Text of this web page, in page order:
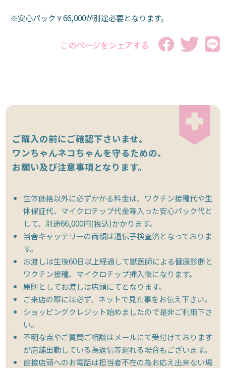
※安心パック￥66,000が別途必要となります。
このページをシェアする
ご購入の前にご確認下さいませ。
ワンちゃんネコちゃんを守るための、
お願い及び注意事項となります。
生体価格以外に必ずかかる料金は、ワクチン接種代や生
体保証代、マイクロチップ代金等入った安心パック代と
して、別途66,000円(税込)かかります。
当舎キャッテリーの両親は遺伝子検査済となっておりま
す。
お渡しは生後60日以上経過して獣医師による健康診断と
ワクチン接種、マイクロチップ挿入後になります。
原則としてお渡しは店頭にてとなります。
ご来店の際には必ず、ネットで見た事をお伝え下さい。
ショッピングクレジット始めましたので是非ご利用下さ
い。
不明な点やご質問ご相談はメールにて受付けております
が店舗出勤している為返信等遅れる場合もございます。
直接店頭へのお電話は担当者不在の為お応え出来ない場